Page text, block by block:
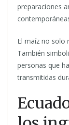
preparaciones
El maíz no solo
También
personas que
transmitidas